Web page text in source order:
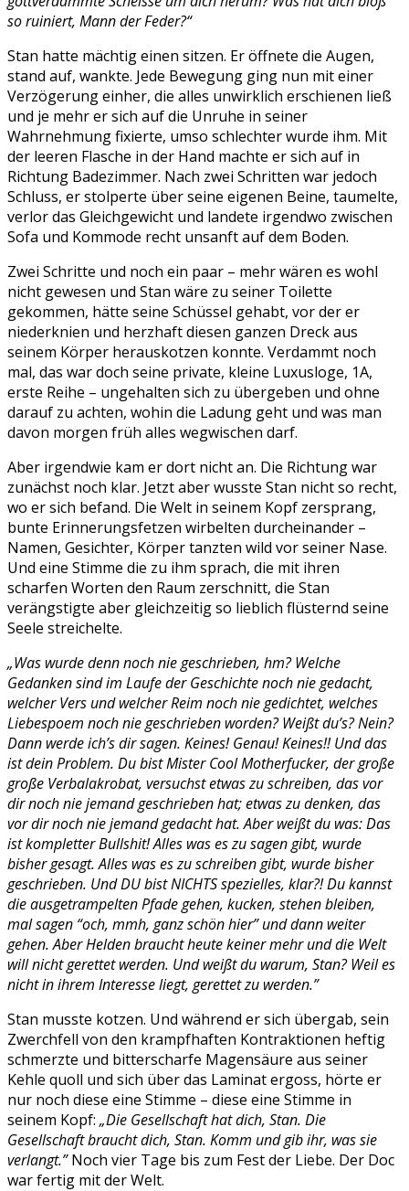
so ruiniert, Mann der Feder?“
Stan hatte mächtig einen sitzen. Er öffnete die Augen,
stand auf, wankte. Jede Bewegung ging nun mit einer
Verzögerung einher, die alles unwirklich erschienen ließ
und je mehr er sich auf die Unruhe in seiner
Wahrnehmung fixierte, umso schlechter wurde ihm. Mit
der leeren Flasche in der Hand machte er sich auf in
Richtung Badezimmer. Nach zwei Schritten war jedoch
Schluss, er stolperte über seine eigenen Beine, taumelte,
verlor das Gleichgewicht und landete irgendwo zwischen
Sofa und Kommode recht unsanft auf dem Boden.
Zwei Schritte und noch ein paar – mehr wären es wohl
nicht gewesen und Stan wäre zu seiner Toilette
gekommen, hätte seine Schüssel gehabt, vor der er
niederknien und herzhaft diesen ganzen Dreck aus
seinem Körper herauskotzen konnte. Verdammt noch
mal, das war doch seine private, kleine Luxusloge, 1A,
erste Reihe – ungehalten sich zu übergeben und ohne
darauf zu achten, wohin die Ladung geht und was man
davon morgen früh alles wegwischen darf.
Aber irgendwie kam er dort nicht an. Die Richtung war
zunächst noch klar. Jetzt aber wusste Stan nicht so recht,
wo er sich befand. Die Welt in seinem Kopf zersprang,
bunte Erinnerungsfetzen wirbelten durcheinander –
Namen, Gesichter, Körper tanzten wild vor seiner Nase.
Und eine Stimme die zu ihm sprach, die mit ihren
scharfen Worten den Raum zerschnitt, die Stan
verängstigte aber gleichzeitig so lieblich flüsternd seine
Seele streichelte.
„Was wurde denn noch nie geschrieben, hm? Welche
Gedanken sind im Laufe der Geschichte noch nie gedacht,
welcher Vers und welcher Reim noch nie gedichtet, welches
Liebespoem noch nie geschrieben worden? Weißt du’s? Nein?
Dann werde ich’s dir sagen. Keines! Genau! Keines!! Und das
ist dein Problem. Du bist Mister Cool Motherfucker, der große
große Verbalakrobat, versuchst etwas zu schreiben, das vor
dir noch nie jemand geschrieben hat; etwas zu denken, das
vor dir noch nie jemand gedacht hat. Aber weißt du was: Das
ist kompletter Bullshit! Alles was es zu sagen gibt, wurde
bisher gesagt. Alles was es zu schreiben gibt, wurde bisher
geschrieben. Und DU bist NICHTS spezielles, klar?! Du kannst
die ausgetrampelten Pfade gehen, kucken, stehen bleiben,
mal sagen “och, mmh, ganz schön hier” und dann weiter
gehen. Aber Helden braucht heute keiner mehr und die Welt
will nicht gerettet werden. Und weißt du warum, Stan? Weil es
nicht in ihrem Interesse liegt, gerettet zu werden.”
Stan musste kotzen. Und während er sich übergab, sein
Zwerchfell von den krampfhaften Kontraktionen heftig
schmerzte und bitterscharfe Magensäure aus seiner
Kehle quoll und sich über das Laminat ergoss, hörte er
nur noch diese eine Stimme – diese eine Stimme in
seinem Kopf: „Die Gesellschaft hat dich, Stan. Die
Gesellschaft braucht dich, Stan. Komm und gib ihr, was sie
verlangt.”Noch vier Tage bis zum Fest der Liebe. Der Doc
war fertig mit der Welt.